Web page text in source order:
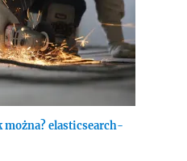
można? elasticsearch-